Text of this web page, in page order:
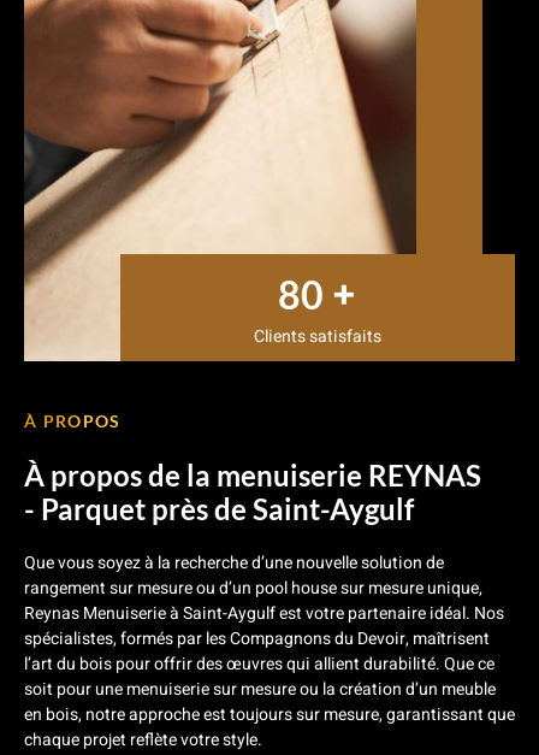
80 +
Clients satisfaits
À PROPOS
À propos de la menuiserie REYNAS
- Parquet près de Saint-Aygulf
Que vous soyez à la recherche d’une nouvelle solution de
rangement sur mesure ou d’un pool house sur mesure unique,
Reynas Menuiserie à Saint-Aygulf est votre partenaire idéal. Nos
spécialistes, formés par les Compagnons du Devoir, maîtrisent
l’art du bois pour offrir des œuvres qui allient durabilité. Que ce
soit pour une menuiserie sur mesure ou la création d’un meuble
en bois, notre approche est toujours sur mesure, garantissant que
chaque projet reflète votre style.